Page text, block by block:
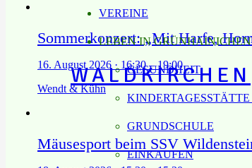
WALDKIRCHEN
VEREINE
LEBEN IN GRÜNHAINICHEN
GESUNDHEIT
KINDERTAGESSTÄTTE
GRUNDSCHULE
EINKAUFEN
Sommerkonzert: „Mit Harfe,
16. August 2026 · 16:30 – 19:00
Wendt & Kühn
Mäusesport beim SSV